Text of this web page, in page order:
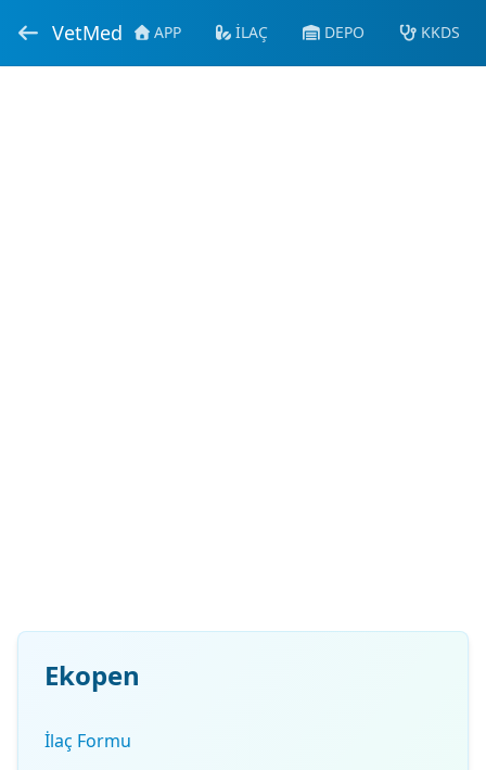
VetMed APP İLAÇ DEPO KKDS
Ekopen
İlaç Formu